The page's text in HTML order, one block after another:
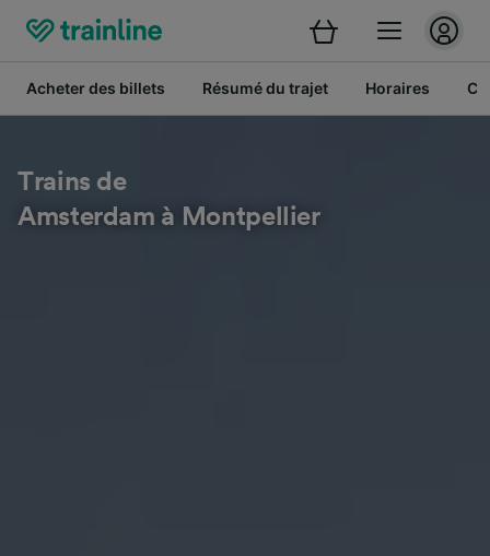
Acheter des billets Résumé du trajet Horaires
Trains de
Amsterdam à Montpellier